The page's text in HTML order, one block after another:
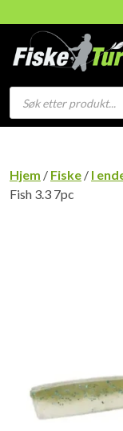
Products
search
Hjem / Fiske / I
Fish 3.3 7pc